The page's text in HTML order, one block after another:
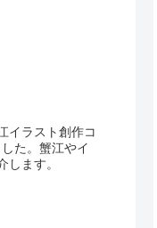
イラスト創作コ
た。蟹江やイ
します。